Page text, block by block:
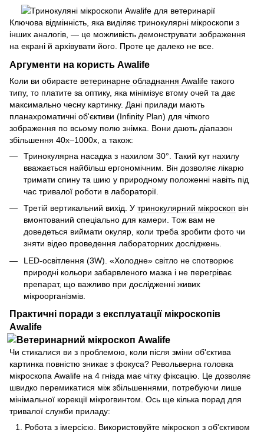
Ключова відмінність, яка виділяє тринокулярні мікроскопи з
інших аналогів, — це можливість демонструвати зображення
на екрані й архівувати його. Проте це далеко не все.
Аргументи на користь Awalife
Коли ви обираєте ветеринарне обладнання Awalife такого
типу, то платите за оптику, яка мінімізує втому очей та дає
максимально чесну картинку. Дані прилади мають
планахроматичні об'єктиви (Infinity Plan) для чіткого
зображення по всьому полю знімка. Вони дають діапазон
збільшення 40x–1000х, а також:
Тринокулярна насадка з нахилом 30°. Такий кут нахилу
вважається найбільш ергономічним. Він дозволяє лікарю
тримати спину та шию у природному положенні навіть під
час тривалої роботи в лабораторії.
Третій вертикальний вихід. У тринокулярний мікроскоп він
вмонтований спеціально для камери. Тож вам не
доведеться виймати окуляр, коли треба зробити фото чи
зняти відео проведення лабораторних досліджень.
LED-освітлення (3W). «Холодне» світло не спотворює
природні кольори забарвленого мазка і не перегріває
препарат, що важливо при дослідженні живих
мікроорганізмів.
Практичні поради з експлуатації мікроскопів
Awalife
Чи стикалися ви з проблемою, коли після зміни об'єктива
картинка повністю зникає з фокуса? Револьверна головка
мікроскопа Awalife на 4 гнізда має чітку фіксацію. Це дозволяє
швидко перемикатися між збільшеннями, потребуючи лише
мінімальної корекції мікрогвинтом. Ось ще кілька порад для
тривалої служби приладу:
Робота з імерсією. Використовуйте мікроскоп з об'єктивом